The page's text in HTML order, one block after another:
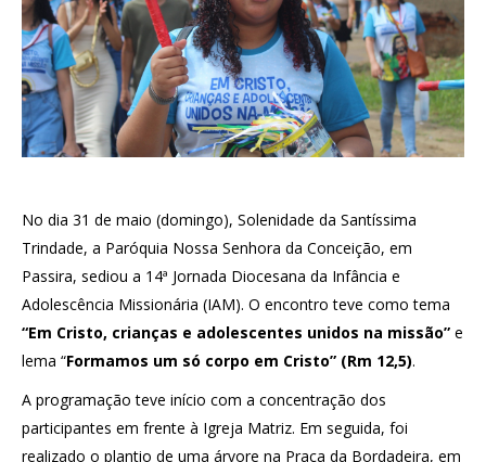
No dia 31 de maio (domingo), Solenidade da Santíssima
Trindade, a Paróquia Nossa Senhora da Conceição, em
Passira, sediou a 14ª Jornada Diocesana da Infância e
Adolescência Missionária (IAM). O encontro teve como tema
“Em Cristo, crianças e adolescentes unidos na missão” e
lema “Formamos um só corpo em Cristo” (Rm 12,5).
A programação teve início com a concentração dos
participantes em frente à Igreja Matriz. Em seguida, foi
realizado o plantio de uma árvore na Praça da Bordadeira, em